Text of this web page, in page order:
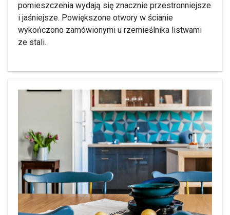
pomieszczenia wydają się znacznie przestronniejsze
i jaśniejsze. Powiększone otwory w ścianie
wykończono zamówionymi u rzemieślnika listwami
ze stali.